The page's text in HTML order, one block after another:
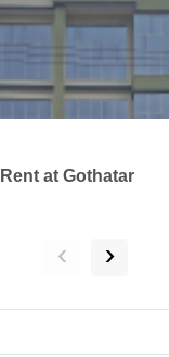
at Gothatar
‹ ›